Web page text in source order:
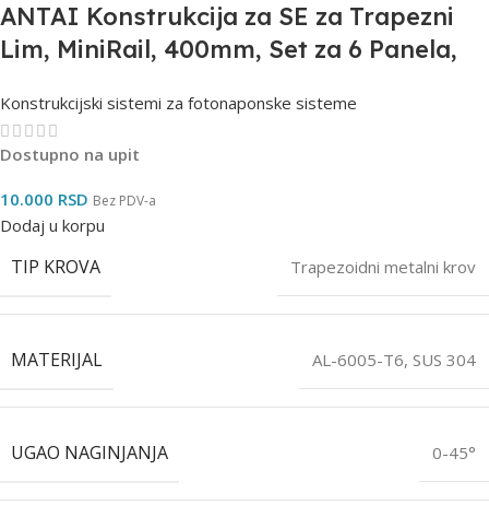
ANTAI Konstrukcija za SE za Trapezni
Lim, MiniRail, 400mm, Set za 6 Panela,
Konstrukcijski sistemi za fotonaponske sisteme
Dostupno na upit
10.000 RSD Bez PDV-a
Dodaj u korpu
TIP KROVA Trapezoidni metalni krov
MATERIJAL AL-6005-T6, SUS 304
UGAO NAGINJANJA 0-45°